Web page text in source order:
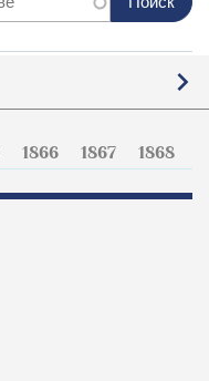
1866 1867 1868